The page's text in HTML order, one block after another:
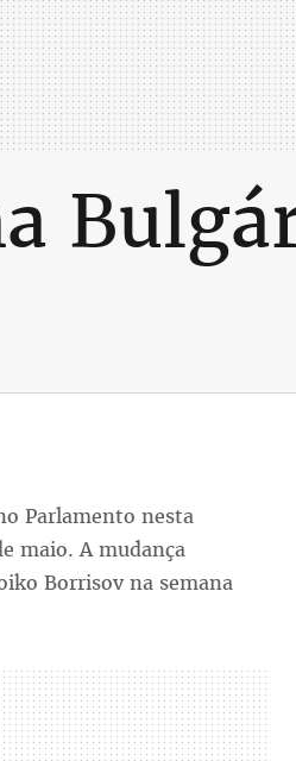
Parlamento nesta
maio. A mudança
Borrisov na semana